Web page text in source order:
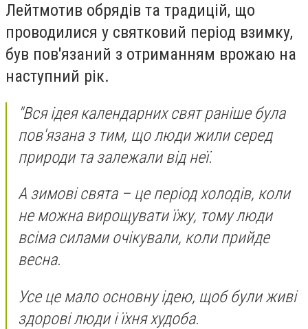
Лейтмотив обрядів та традицій, що
проводилися у святковий період взимку,
був пов'язаний з отриманням врожаю на
наступний рік.
"Вся ідея календарних свят раніше була
пов'язана з тим, що люди жили серед
природи та залежали від неї.
А зимові свята – це період холодів, коли
не можна вирощувати їжу, тому люди
всіма силами очікували, коли прийде
весна.
Усе це мало основну ідею, щоб були живі
здорові люди і їхня худоба.